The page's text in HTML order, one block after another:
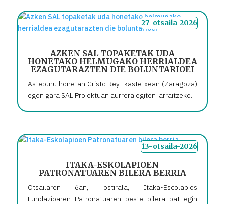
AZKEN SAL TOPAKETAK UDA
HONETAKO HELMUGAKO HERRIALDEA
EZAGUTARAZTEN DIE BOLUNTARIOEI
27-otsaila-2026
Asteburu honetan Cristo Rey Ikastetxean (Zaragoza)
egon gara SAL Proiektuan aurrera egiten jarraitzeko.
ITAKA-ESKOLAPIOEN
PATRONATUAREN BILERA BERRIA
13-otsaila-2026
Otsailaren 6an, ostirala, Itaka-Escolapios
Fundazioaren Patronatuaren beste bilera bat egin